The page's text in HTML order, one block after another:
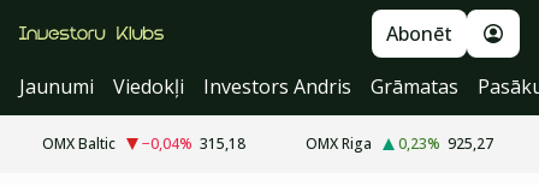
Abonēt
Jaunumi
Viedokļi Investors Andris Grāmatas
OMX Baltic −0,04% 315,18 OMX Riga 0,23% 925,27